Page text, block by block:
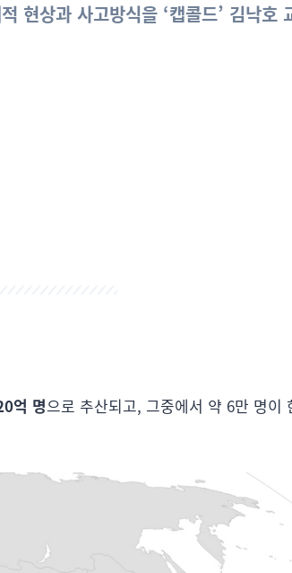
현상과 사고방식을 ‘캡콜드’ 김낙호
억 명으로 추산되고, 그중에서 약 6만 명이